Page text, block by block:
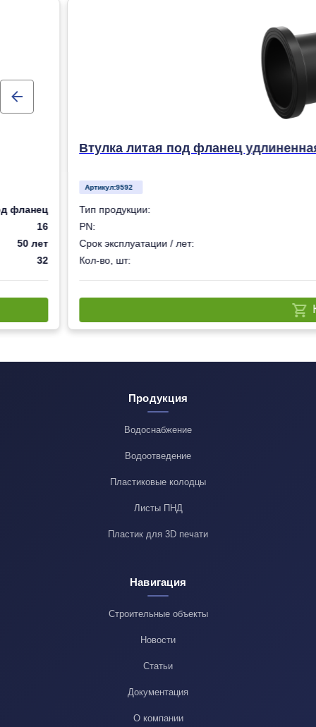
фланец
16
50 лет
32
Втулка литая под фланец
Артикул:9592
Тип продукции:
PN:
Срок эксплуатации / лет:
Кол-во, шт:
Продукция
Водоснабжение
Водоотведение
Пластиковые колодцы
Листы ПНД
Пластик для 3D печати
Навигация
Строительные объекты
Новости
Статьи
Документация
О компании